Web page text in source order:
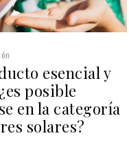
esencial y
posible
en la categoría
solares?